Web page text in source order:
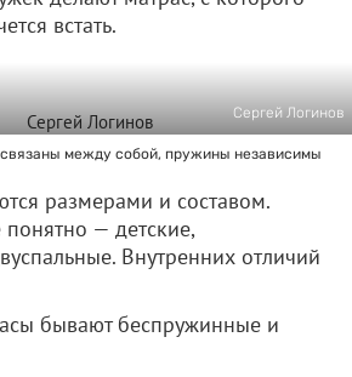
встать.
Сергей Логинов
между собой, пружины независимы
размерами и составом.
— детские,
Внутренних отличий
бывают беспружинные и